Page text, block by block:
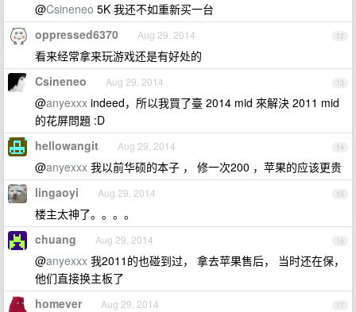
@Csineneo 5K 我还不如重新买一台
12
oppressed6370 Aug 29, 2014
看来经常拿来玩游戏还是有好处的
13
Csineneo Aug 29, 2014
@anyexxx indeed，所以我買了臺 2014 mid 來解決 2011 mid
的花屏問題 :D
14
hellowangit Aug 29, 2014
@anyexxx 我以前华硕的本子 ， 修一次200 ，苹果的应该更贵
15
lingaoyi Aug 29, 2014
楼主太神了。。。。
16
chuang Aug 29, 2014
@anyexxx 我2011的也碰到过， 拿去苹果售后， 当时还在保，
他们直接换主板了
17
homever Aug 29, 2014